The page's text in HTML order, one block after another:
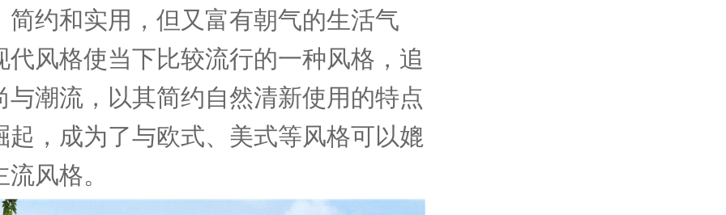
简约和实用，但又富有朝气的生活气
代风格使当下比较流行的一种风格，追
与潮流，以其简约自然清新使用的特点
起，成为了与欧式、美式等风格可以媲
流风格。